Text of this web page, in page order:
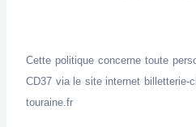
Cette politique concerne toute
CD37 via le site internet billetterie-
touraine.fr